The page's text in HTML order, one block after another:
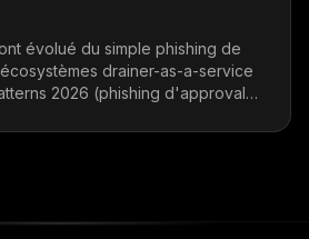
évolué du simple phishing de
drainer-as-a-service
2026 (phishing d'approval
défendre.